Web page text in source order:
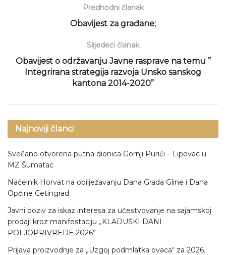
Predhodni članak
Obavijest za građane;
Slijedeći članak
Obavijest o održavanju Javne rasprave na temu ”
Integrirana strategija razvoja Unsko sanskog
kantona 2014-2020”
Najnoviji članci
Svečano otvorena putna dionica Gornji Purići – Lipovac u
MZ Šumatac
Načelnik Horvat na obilježavanju Dana Grada Gline i Dana
Općine Cetingrad
Javni poziv za iskaz interesa za učestvovanje na sajamskoj
prodaji kroz manifestaciju „KLADUŠKI DANI
POLJOPRIVREDE 2026”
Prijava proizvodnje za „Uzgoj podmlatka ovaca“ za 2026.